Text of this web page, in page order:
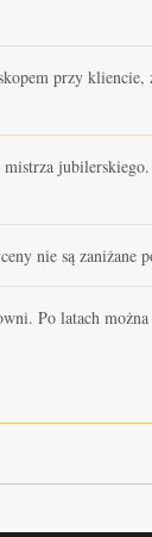
przy
nie są zaniżane
Po latach